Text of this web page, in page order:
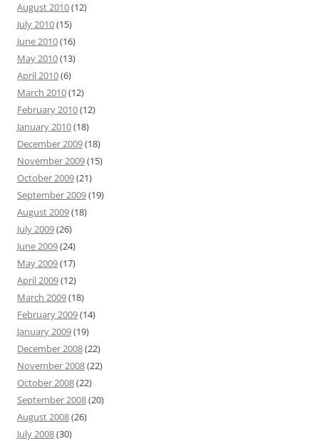
August 2010(12)
July 2010(15)
June 2010(16)
May 2010(13)
April 2010(6)
March 2010(12)
February 2010(12)
January 2010(18)
December 2009(18)
November 2009(15)
October 2009(21)
September 2009(19)
August 2009(18)
July 2009(26)
June 2009(24)
May 2009(17)
April 2009(12)
March 2009(18)
February 2009(14)
January 2009(19)
December 2008(22)
November 2008(22)
October 2008(22)
September 2008(20)
August 2008(26)
July 2008(30)